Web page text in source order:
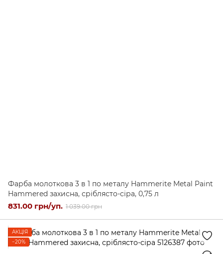
Фарба молоткова 3 в 1 по металу Hammerite Metal Paint
Hammered захисна, сріблясто-сіра, 0,75 л
831.00 грн/уп. 1 039.00 грн
АКЦІЯ
−20%